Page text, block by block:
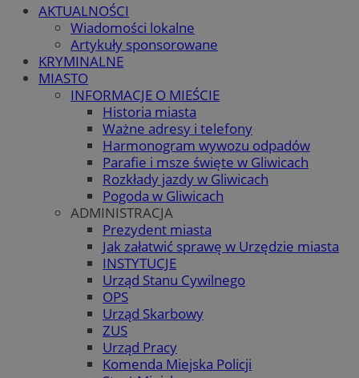
AKTUALNOŚCI
Wiadomości lokalne
Artykuły sponsorowane
KRYMINALNE
MIASTO
INFORMACJE O MIEŚCIE
Historia miasta
Ważne adresy i telefony
Harmonogram wywozu odpadów
Parafie i msze święte w Gliwicach
Rozkłady jazdy w Gliwicach
Pogoda w Gliwicach
ADMINISTRACJA
Prezydent miasta
Jak załatwić sprawę w Urzędzie miasta
INSTYTUCJE
Urząd Stanu Cywilnego
OPS
Urząd Skarbowy
ZUS
Urząd Pracy
Komenda Miejska Policji